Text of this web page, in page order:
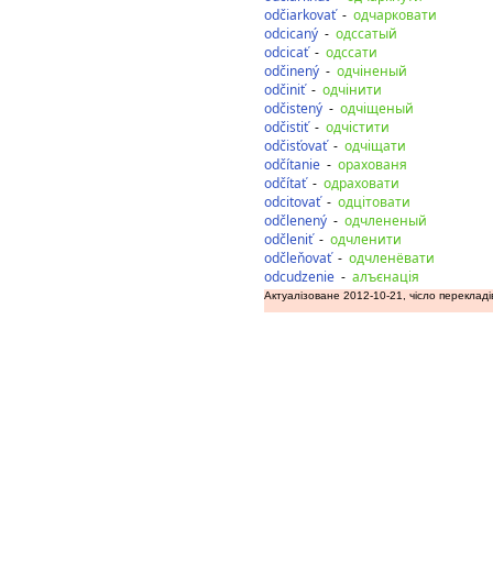
odčiarkovať- одчарковати
odcicaný - одссатый
odcicať- одссати
odčinený - одчіненый
odčiniť- одчінити
odčistený - одчіщеный
odčistiť- одчістити
odčisťovať- одчіщати
odčítanie - орахованя
odčítať- одраховати
odcitovať- одцітовати
odčlenený - одчлененый
odčleniť- одчленити
odčleňovať- одчленёвати
odcudzenie - алъєнація
Актуалізоване 2012-10-21, чісло